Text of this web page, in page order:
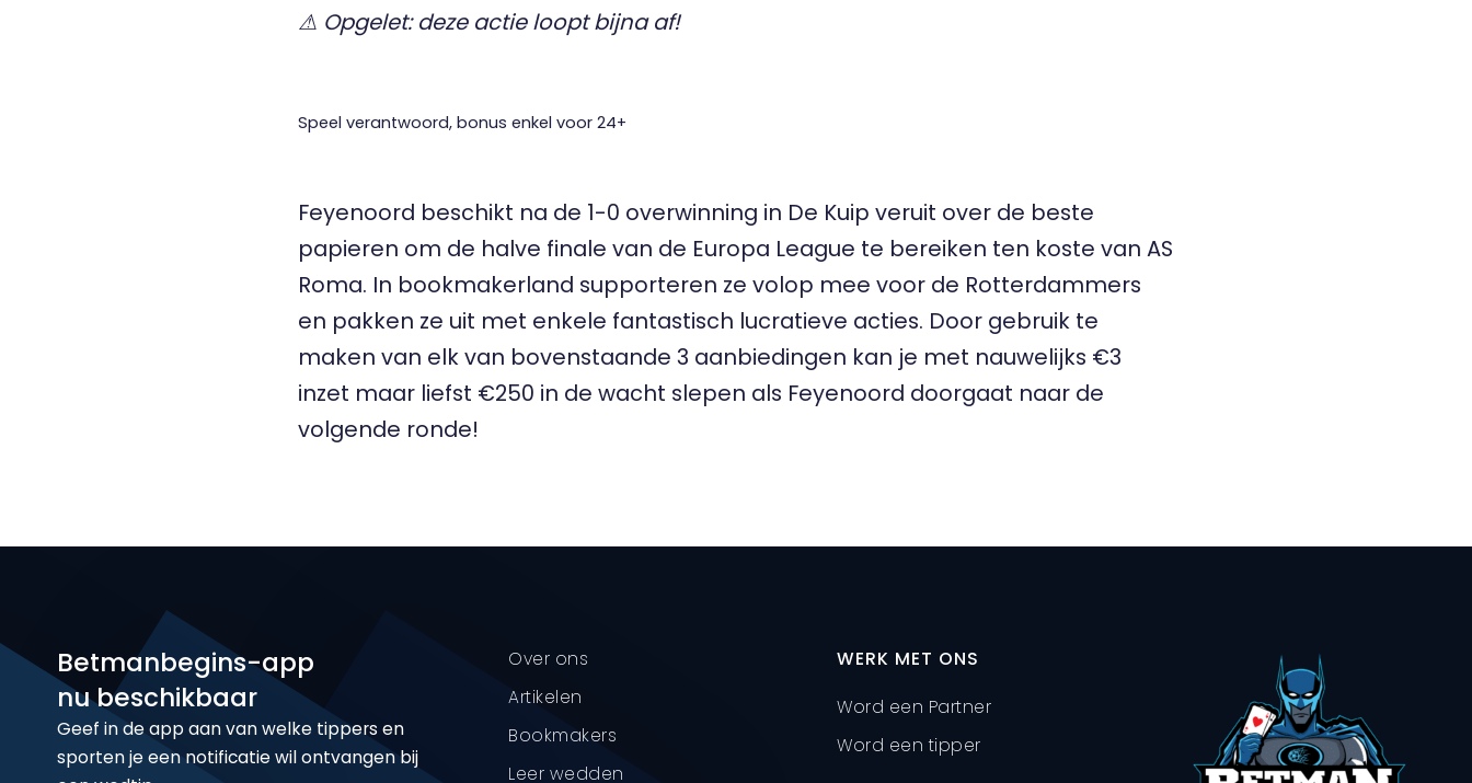
⚠ Opgelet: deze actie loopt bijna af!
Speel verantwoord, bonus enkel voor 24+
Feyenoord beschikt na de 1-0 overwinning in De Kuip veruit over de beste
papieren om de halve finale van de Europa League te bereiken ten koste van AS
Roma. In bookmakerland supporteren ze volop mee voor de Rotterdammers
en pakken ze uit met enkele fantastisch lucratieve acties. Door gebruik te
maken van elk van bovenstaande 3 aanbiedingen kan je met nauwelijks €3
inzet maar liefst €250 in de wacht slepen als Feyenoord doorgaat naar de
volgende ronde!
Betmanbegins-app
nu beschikbaar
Geef in de app aan van welke tippers en
sporten je een notificatie wil ontvangen bij
Over ons
Artikelen
Bookmakers
Leer wedden
WERK MET ONS
Word een Partner
Word een tipper